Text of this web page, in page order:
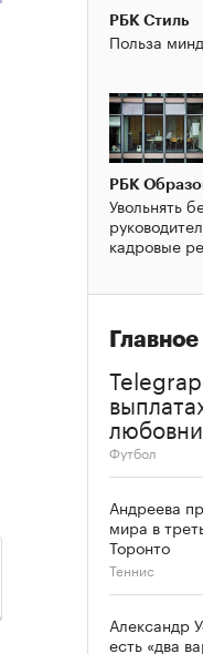
РБК Стиль
Польза
РБК
Увольнять
кадровые
Главное
Футбол
Андреева
мира в
Торонто
Теннис
Александр
есть «два